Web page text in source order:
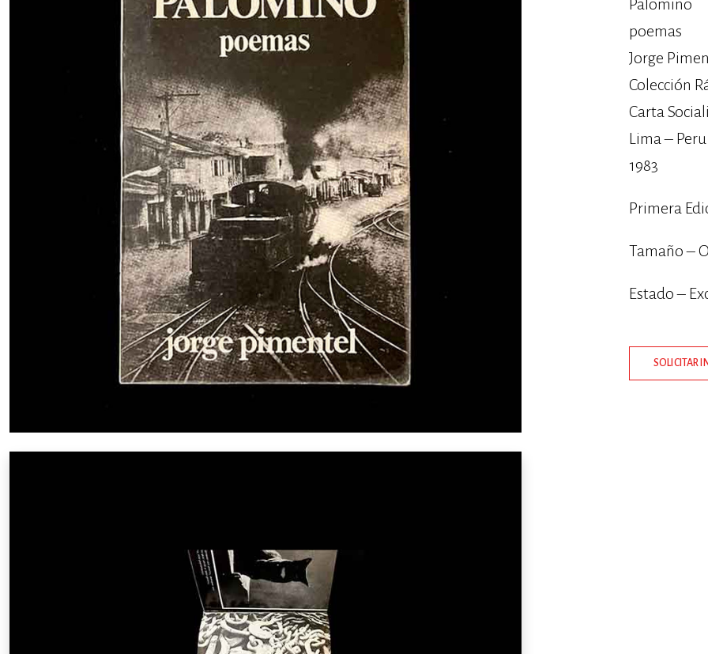
Palomino
poemas
Jorge
Colección
Carta
Lima – Peru
1983
Primera
Tamaño –
Estado –
SOLICITAR